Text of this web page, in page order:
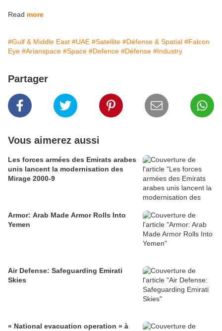
Read more
#Gulf & Middle East #UAE #Satellite #Défense & Spatial #Falcon
Eye #Arianspace #Space #Defence #Défense #Industry
Partager
Vous aimerez aussi
Les forces armées des Emirats arabes
unis lancent la modernisation des
Mirage 2000-9
Armor: Arab Made Armor Rolls Into
Yemen
Air Defense: Safeguarding Emirati
Skies
« National evacuation operation » à